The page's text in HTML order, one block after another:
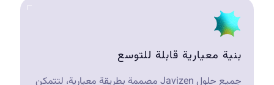
بنية معيارية قابلة للتوسع
جميع حلول Javizen مصممة بطريقة معيارية، لتتمكن